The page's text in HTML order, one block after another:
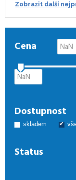
Zobrazit další
Cena
Dostupnost
skladem
Status